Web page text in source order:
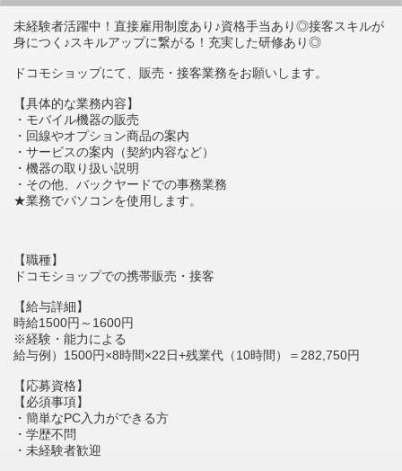
未経験者活躍中！直接雇用制度あり♪資格手当あり◎接客スキルが
身につく♪スキルアップに繋がる！充実した研修あり◎
ドコモショップにて、販売・接客業務をお願いします。
【具体的な業務内容】
・モバイル機器の販売
・回線やオプション商品の案内
・サービスの案内（契約内容など）
・機器の取り扱い説明
・その他、バックヤードでの事務業務
★業務でパソコンを使用します。
【職種】
ドコモショップでの携帯販売・接客
【給与詳細】
時給1500円～1600円
※経験・能力による
給与例）1500円×8時間×22日+残業代（10時間）＝282,750円
【応募資格】
【必須事項】
・簡単なPC入力ができる方
・学歴不問
・未経験者歓迎